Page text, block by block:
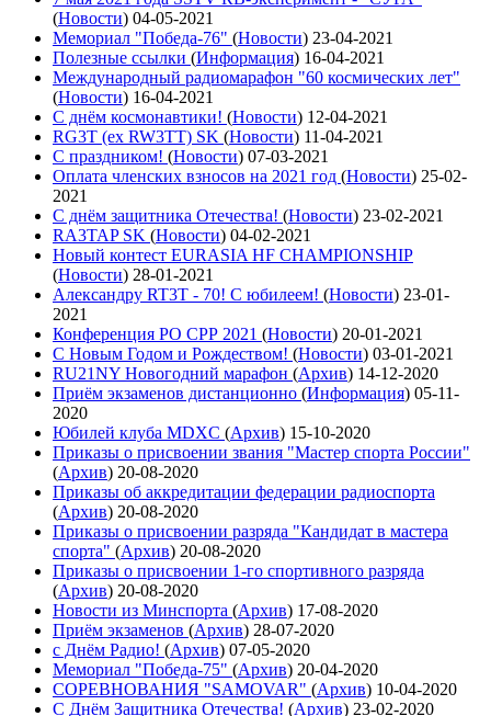
(Новости) 04-05-2021
Мемориал "Победа-76" (Новости) 23-04-2021
Полезные ссылки (Информация) 16-04-2021
Международный радиомарафон "60 космических лет"
(Новости) 16-04-2021
С днём космонавтики! (Новости) 12-04-2021
RG3T (ex RW3TT) SK (Новости) 11-04-2021
С праздником! (Новости) 07-03-2021
Оплата членских взносов на 2021 год (Новости) 25-02-
2021
С днём защитника Отечества! (Новости) 23-02-2021
RA3TAP SK (Новости) 04-02-2021
Новый контест EURASIA HF CHAMPIONSHIP
(Новости) 28-01-2021
Александру RT3T - 70! С юбилеем! (Новости) 23-01-
2021
Конференция РО СРР 2021 (Новости) 20-01-2021
С Новым Годом и Рождеством! (Новости) 03-01-2021
RU21NY Новогодний марафон (Архив) 14-12-2020
Приём экзаменов дистанционно (Информация) 05-11-
2020
Юбилей клуба MDXC (Архив) 15-10-2020
Приказы о присвоении звания "Мастер спорта России"
(Архив) 20-08-2020
Приказы об аккредитации федерации радиоспорта
(Архив) 20-08-2020
Приказы о присвоении разряда "Кандидат в мастера
спорта" (Архив) 20-08-2020
Приказы о присвоении 1-го спортивного разряда
(Архив) 20-08-2020
Новости из Минспорта (Архив) 17-08-2020
Приём экзаменов (Архив) 28-07-2020
с Днём Радио! (Архив) 07-05-2020
Мемориал "Победа-75" (Архив) 20-04-2020
СОРЕВНОВАНИЯ "SAMOVAR" (Архив) 10-04-2020
С Днём Защитника Отечества! (Архив) 23-02-2020